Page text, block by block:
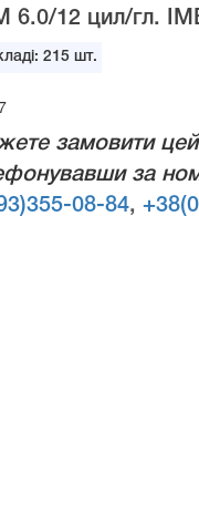
6.0/12 цил/гл.
215шт.
замовити
за
08-84,